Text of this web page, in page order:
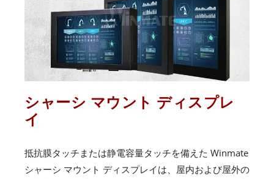
シャーシ マウント ディスプレ
イ
抵抗膜タッチまたは静電容量タッチを備えた Winmate
シャーシ マウント ディスプレイは、屋内および屋外の